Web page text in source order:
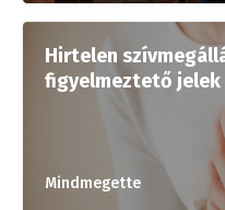
Hirtelen
figyelmeztető jelek
Mindmegette